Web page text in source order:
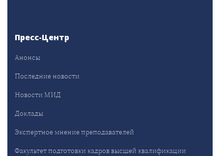
Пресс-Центр
Анонсы
Последние новости
Новости МИД
Доклады
Экспертное мнение преподавателей
Факультет подготовки кадров высшей квалификации